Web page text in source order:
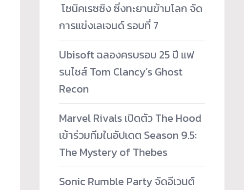
­ โซนิคเรซซิง ซิ่งทะยานข้ามโลก จัด
การแข่งเลเจนด์ รอบที่ 7
Ubisoft ฉลองครบรอบ 25 ปี แฟ
รนไชส์ Tom Clancy’s Ghost
Recon
Marvel Rivals เปิดตัว The Hood
เข้าร่วมทีมในอัปเดต Season 9.5:
The Mystery of Thebes
Sonic Rumble Party จัดอีเวนต์